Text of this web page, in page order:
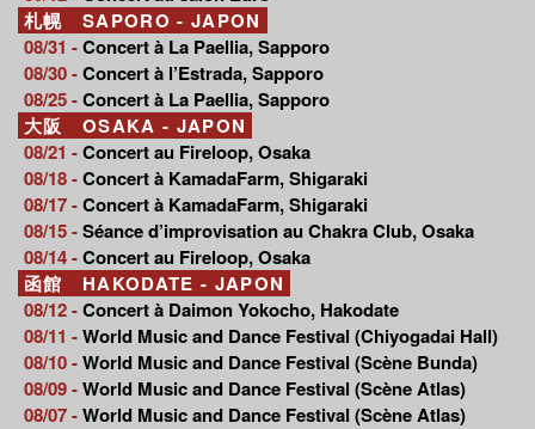
札幌 SAPORO - JAPON
08/31 -Concert à La Paellia, Sapporo
08/30 -Concert à l’Estrada, Sapporo
08/25 -Concert à La Paellia, Sapporo
大阪 OSAKA - JAPON
08/21 -Concert au Fireloop, Osaka
08/18 -Concert à KamadaFarm, Shigaraki
08/17 -Concert à KamadaFarm, Shigaraki
08/15 -Séance d’improvisation au Chakra Club, Osaka
08/14 -Concert au Fireloop, Osaka
函館 HAKODATE - JAPON
08/12 -Concert à Daimon Yokocho, Hakodate
08/11 -World Music and Dance Festival (Chiyogadai Hall)
08/10 -World Music and Dance Festival (Scène Bunda)
08/09 -World Music and Dance Festival (Scène Atlas)
08/07 -World Music and Dance Festival (Scène Atlas)